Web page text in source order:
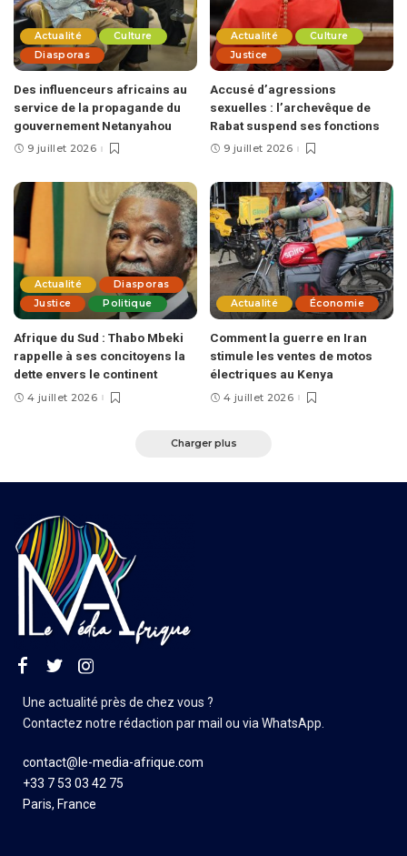
Actualité
Culture
Diasporas
Des influenceurs africains au
service de la propagande du
gouvernement Netanyahou
9 juillet 2026
Actualité
Culture
Justice
Accusé d’agressions
sexuelles : l’archevêque de
Rabat suspend ses fonctions
9 juillet 2026
Actualité
Diasporas
Justice
Politique
Afrique du Sud : Thabo Mbeki
rappelle à ses concitoyens la
dette envers le continent
4 juillet 2026
Actualité Économie
Comment la guerre en Iran
stimule les ventes de motos
électriques au Kenya
4 juillet 2026
Charger plus
Une actualité près de chez vous ?
Contactez notre rédaction par mail ou via WhatsApp.
contact@le-media-afrique.com
+33 7 53 03 42 75
Paris, France